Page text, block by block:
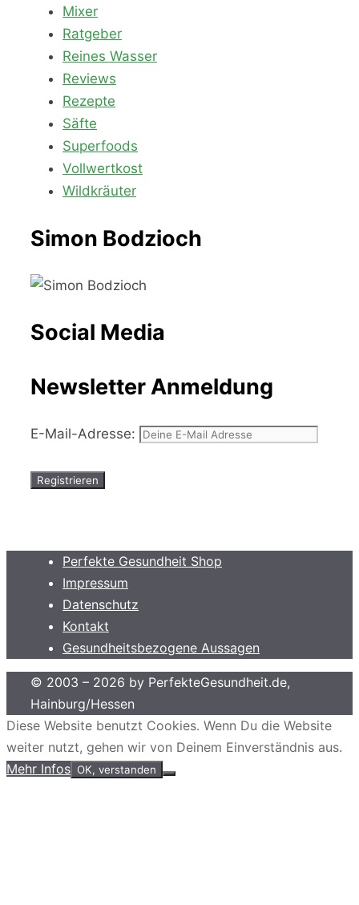
Mixer
Ratgeber
Reines Wasser
Reviews
Rezepte
Säfte
Superfoods
Vollwertkost
Wildkräuter
Simon Bodzioch
Social Media
Newsletter Anmeldung
E-Mail-Adresse:
Perfekte Gesundheit Shop
Impressum
Datenschutz
Kontakt
Gesundheitsbezogene Aussagen
© 2003 – 2026 by PerfekteGesundheit.de,
Hainburg/Hessen
Diese Website benutzt Cookies. Wenn Du die Website
weiter nutzt, gehen wir von Deinem Einverständnis aus.
Mehr Infos OK, verstanden